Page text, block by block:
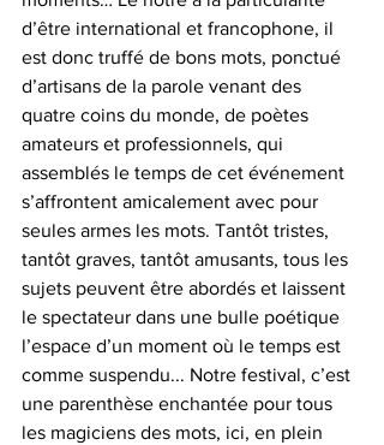
d’être international et francophone, il
est donc truffé de bons mots, ponctué
d’artisans de la parole venant des
quatre coins du monde, de poètes
amateurs et professionnels, qui
assemblés le temps de cet événement
s’affrontent amicalement avec pour
seules armes les mots. Tantôt tristes,
tantôt graves, tantôt amusants, tous les
sujets peuvent être abordés et laissent
le spectateur dans une bulle poétique
l’espace d’un moment où le temps est
comme suspendu... Notre festival, c’est
une parenthèse enchantée pour tous
les magiciens des mots, ici, en plein